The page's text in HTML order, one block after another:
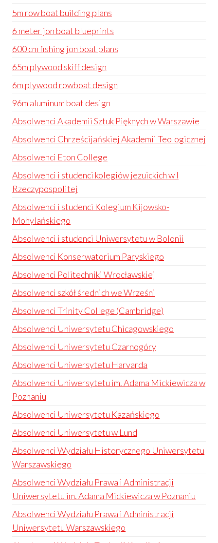
5m row boat building plans
6 meter jon boat blueprints
600 cm fishing jon boat plans
65m plywood skiff design
6m plywood rowboat design
96m aluminum boat design
Absolwenci Akademii Sztuk Pięknych w Warszawie
Absolwenci Chrześcijańskiej Akademii Teologicznej
Absolwenci Eton College
Absolwenci i studenci kolegiów jezuickich w I
Rzeczypospolitej
Absolwenci i studenci Kolegium Kijowsko-
Mohylańskiego
Absolwenci i studenci Uniwersytetu w Bolonii
Absolwenci Konserwatorium Paryskiego
Absolwenci Politechniki Wrocławskiej
Absolwenci szkół średnich we Wrześni
Absolwenci Trinity College (Cambridge)
Absolwenci Uniwersytetu Chicagowskiego
Absolwenci Uniwersytetu Czarnogóry
Absolwenci Uniwersytetu Harvarda
Absolwenci Uniwersytetu im. Adama Mickiewicza w
Poznaniu
Absolwenci Uniwersytetu Kazańskiego
Absolwenci Uniwersytetu w Lund
Absolwenci Wydziału Historycznego Uniwersytetu
Warszawskiego
Absolwenci Wydziału Prawa i Administracji
Uniwersytetu im. Adama Mickiewicza w Poznaniu
Absolwenci Wydziału Prawa i Administracji
Uniwersytetu Warszawskiego